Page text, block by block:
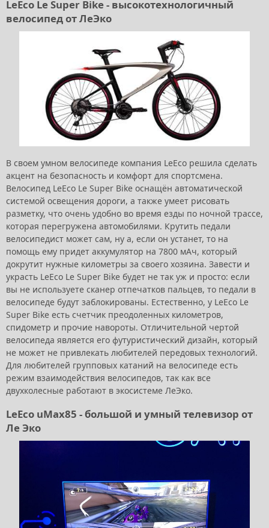
LeEco Le Super Bike - высокотехнологичный
велосипед от ЛеЭко
В своем умном велосипеде компания LeEco решила сделать
акцент на безопасность и комфорт для спортсмена.
Велосипед LeEco Le Super Bike оснащён автоматической
системой освещения дороги, а также умеет рисовать
разметку, что очень удобно во время езды по ночной трассе,
которая перегружена автомобилями. Крутить педали
велосипедист может сам, ну а, если он устанет, то на
помощь ему придет аккумулятор на 7800 мАч, который
докрутит нужные километры за своего хозяина. Завести и
украсть LeEco Le Super Bike будет не так уж и просто: если
вы не используете сканер отпечатков пальцев, то педали в
велосипеде будут заблокированы. Естественно, у LeEco Le
Super Bike есть счетчик преодоленных километров,
спидометр и прочие навороты. Отличительной чертой
велосипеда является его футуристический дизайн, который
не может не привлекать любителей передовых технологий.
Для любителей групповых катаний на велосипеде есть
режим взаимодействия велосипедов, так как все
двухколесные работают в экосистеме ЛеЭко.
LeEco uMax85 - большой и умный телевизор от
Ле Эко